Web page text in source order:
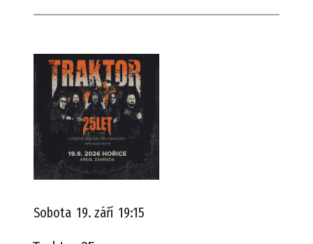
Sobota 19. září 19:15